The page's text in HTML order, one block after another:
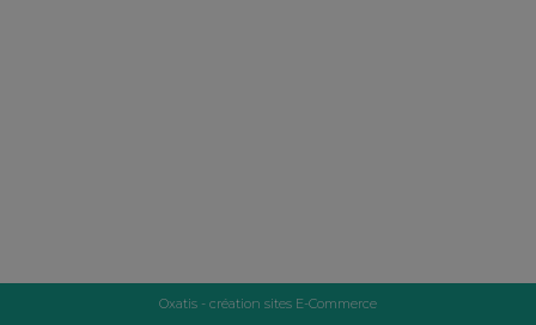
Oxatis - création sites E-Commerce